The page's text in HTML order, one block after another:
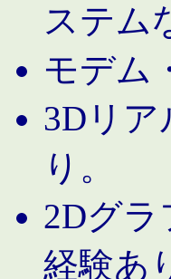
ステム
モデム
3Dリ
り。
2Dグ
経験あ